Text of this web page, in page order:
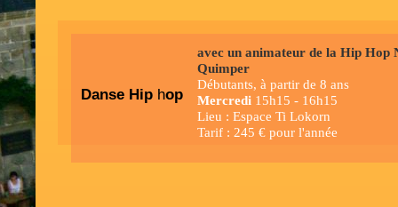
Danse Hip hop
avec un animateur de la Hip Hop
Quimper
Débutants, à partir de 8 ans
Mercredi 15h15 - 16h15
Lieu : Espace Ti Lokorn
Tarif : 245 € pour l'année